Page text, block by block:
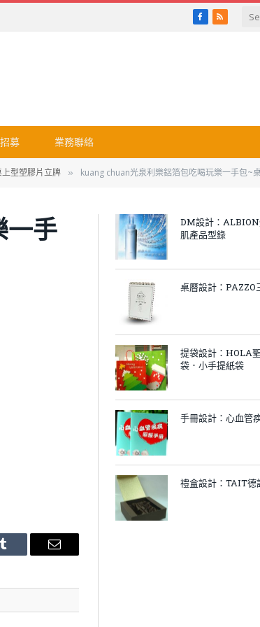
Facebook
RSS
募 業務聯絡
型塑膠片立牌 » kuang chuan光泉利樂鋁箔包吃喝玩樂一手包~
一手
Tumblr Email
DM設計：
肌產品型錄
桌曆設計：PAZZO
提袋設計：HOLA
袋．小手提紙袋
手冊設計：心血管
禮盒設計：TAIT德